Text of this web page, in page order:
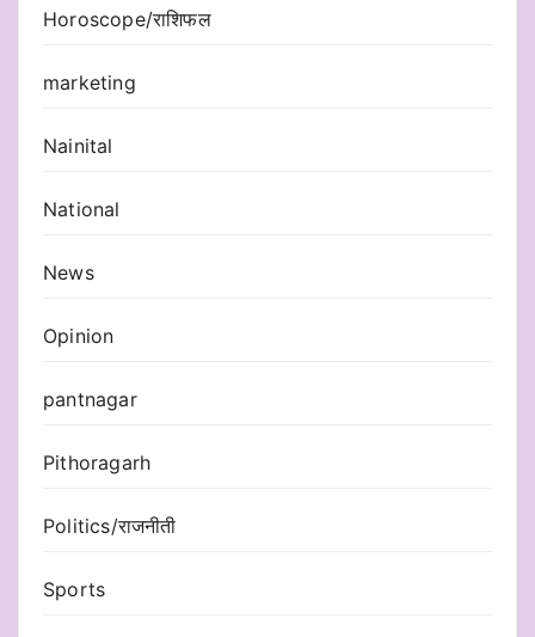
Horoscope/राशिफल
marketing
Nainital
National
News
Opinion
pantnagar
Pithoragarh
Politics/राजनीती
Sports